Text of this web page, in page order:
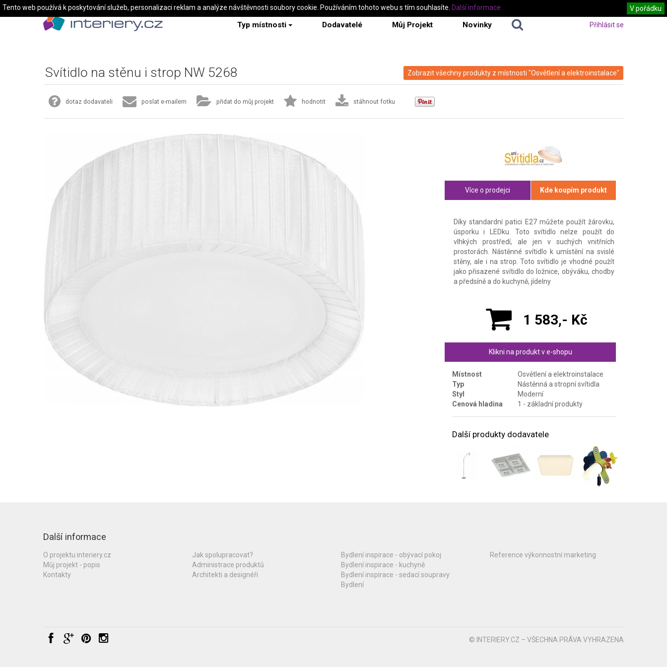
Typ místnosti Dodavatelé Můj Projekt Novinky Přihlásit se
Zobrazit všechny produkty z místnosti "Osvětlení a elektroinstalace"
Svítidlo na stěnu i strop NW 5268
dotaz dodavateli poslat e-mailem přidat do můj projekt hodnotit stáhnout fotku
Více o prodejci Kde koupím produkt
Díky standardní patici E27 můžete použít žárovku,
úsporku i LEDku. Toto svítidlo nelze použít do
vlhkých prostředí, ale jen v suchých vnitřních
prostorách. Nástěnné svítidlo k umístění na svislé
stěny, ale i na strop. Toto svítidlo je vhodné použít
jako přisazené svítidlo do ložnice, obýváku, chodby
a předsíně a do kuchyně, jídelny
1 583,- Kč
Klikni na produkt v e-shopu
Místnost
Osvětlení a elektroinstalace
Typ
Nástěnná a stropní svítidla
Styl
Moderní
Cenová hladina
1 - základní produkty
Další produkty dodavatele
Další informace
O projektu interiery.cz
Můj projekt - popis
Kontakty
Jak spolupracovat?
Administrace produktů
Architekti a designéři
Bydlení inspirace - obývací pokoj
Bydlení inspirace - kuchyně
Bydlení inspirace - sedací soupravy
Bydlení
Reference výkonnostní marketing
© INTERIERY.CZ – VŠECHNA PRÁVA VYHRAZENA
Tento web používá k poskytování služeb, personalizaci reklam a analýze návštěvnosti soubory cookie. Používáním tohoto webu s tím souhlasíte. V pořádku
Další informace